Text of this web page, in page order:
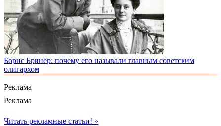
Борис Бринер: почему его называли главным советским
олигархом
Реклама
Реклама
Читать рекламные статьи! »